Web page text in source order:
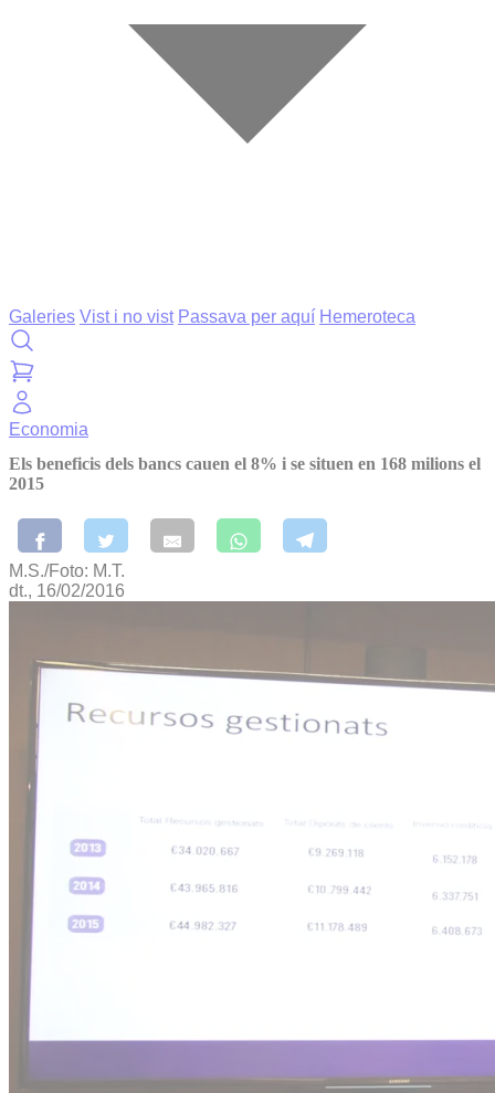
Galeries Vist i no vist Passava per aquí Hemeroteca
Economia
Els beneficis dels bancs cauen el 8% i se situen en 168 milions el
2015
M.S./Foto: M.T.
dt., 16/02/2016